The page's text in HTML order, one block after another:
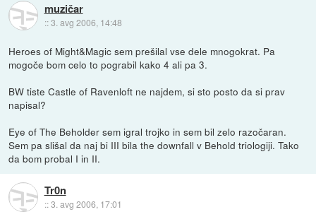
muzičar
::3. avg 2006, 14:48
Heroes of Might&Magic sem prešilal vse dele mnogokrat. Pa
mogoče bom celo to pograbil kako 4 ali pa 3.
BW tiste Castle of Ravenloft ne najdem, si sto posto da si prav
napisal?
Eye of The Beholder sem igral trojko in sem bil zelo razočaran.
Sem pa slišal da naj bi III bila the downfall v Behold triologiji. Tako
da bom probal I in II.
Tr0n
::3. avg 2006, 17:01